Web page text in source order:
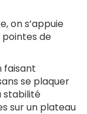
on s’appuie
de
faisant
se plaquer
stabilité
sur un plateau